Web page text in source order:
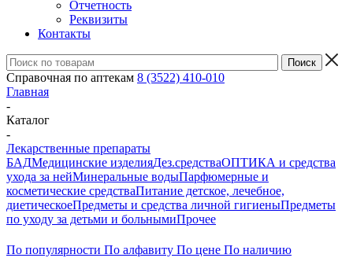
Отчетность
Реквизиты
Контакты
Справочная по аптекам 8 (3522) 410-010
Главная
-
Каталог
-
Лекарственные препараты
БАДМедицинские изделияДез.средстваОПТИКА и средства
ухода за нейМинеральные водыПарфюмерные и
косметические средстваПитание детское, лечебное,
диетическоеПредметы и средства личной гигиеныПредметы
по уходу за детьми и больнымиПрочее
По популярности По алфавиту По цене По наличию